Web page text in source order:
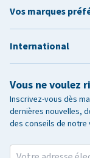
Vous ne voulez
Inscrivez-vous dès
dernières nouvelles,
des conseils de notre
Vos marques
International